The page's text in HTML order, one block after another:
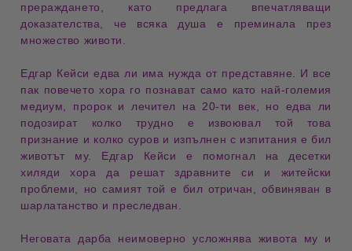
прераждането
, като предлага впечатляващи
доказателства , че всяка душа е преминала през
множество животи
Едгар Кейси едва ли има нужда от представяне. И все
пак повечето хора го познават само като най-големия
медиум
пророк и лечител на 20-ти век , но едва ли
подозират колко трудно е извоювал той това
признание и колко суров и изпълнен с изпитания е бил
животът му. Едгар Кейси е помогнал на десетки
хиляди хора да решатздравните си и житейски
проблеми , но самият той е бил отричан, обвиняван в
шарлатанство и преследван
Неговата дарба неимоверно усложнява живота му и